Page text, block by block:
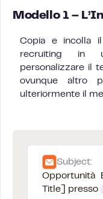
Modello 1 –
Copia e incolla
recruiting in
personalizzare il
ovunque altro
ulteriormente il
Subject:
Opportunità
Title] presso